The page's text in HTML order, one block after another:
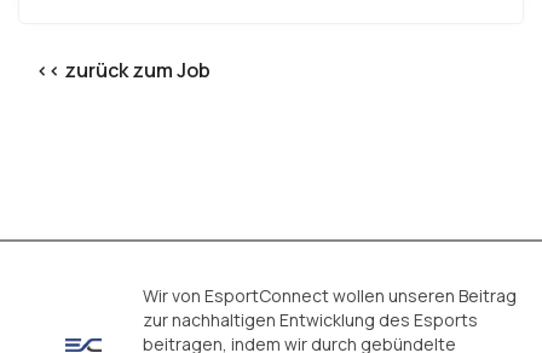
<< zurück zum Job
Wir von EsportConnect wollen unseren Beitrag
zur nachhaltigen Entwicklung des Esports
beitragen, indem wir durch gebündelte